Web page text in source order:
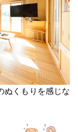
ぬくもりを感じな